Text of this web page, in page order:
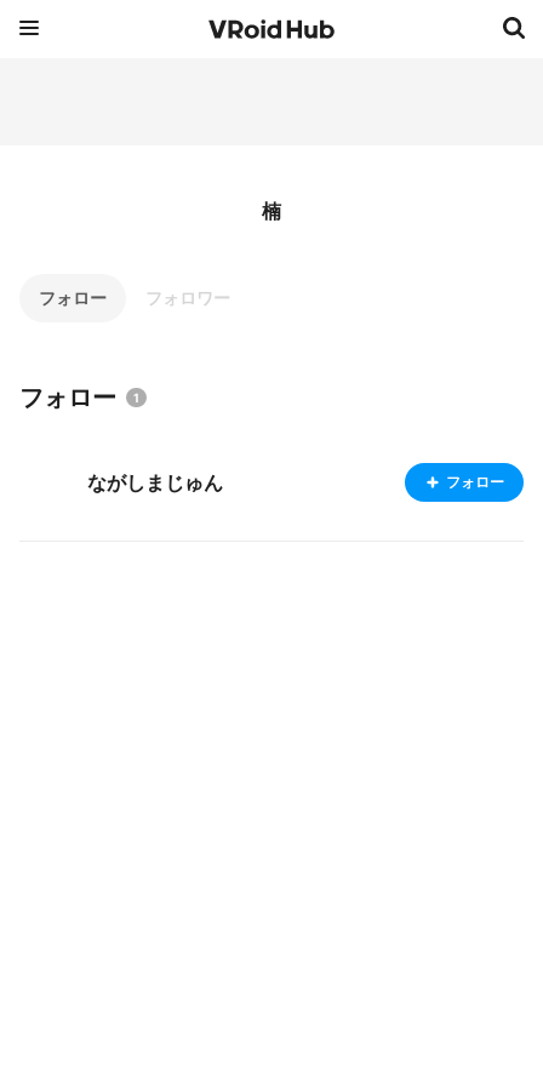
楠
フォロー フォロワー
フォロー 1
ながしまじゅん フォロー